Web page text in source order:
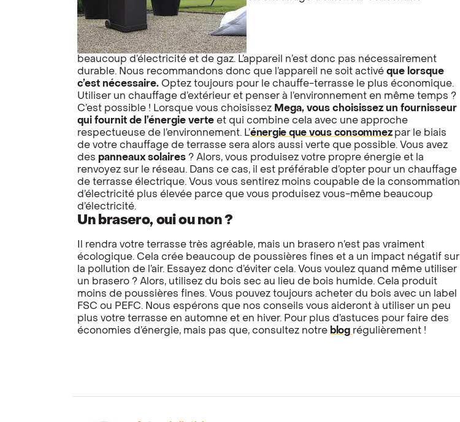
beaucoup d’électricité et de gaz. L’appareil n’est donc pas nécessairement
durable. Nous recommandons donc que l’appareil ne soit activé que lorsque
c’est nécessaire. Optez toujours pour le chauffe-terrasse le plus économique.
Utiliser un chauffage d’extérieur et penser à l’environnement en même temps ?
C’est possible ! Lorsque vous choisissez Mega, vous choisissez un fournisseur
qui fournit de l’énergie verte et qui combine cela avec une approche
respectueuse de l’environnement. L’énergie que vous consommezpar le biais
de votre chauffage de terrasse sera alors aussi verte que possible. Vous avez
des panneaux solaires ? Alors, vous produisez votre propre énergie et la
renvoyez sur le réseau. Dans ce cas, il est préférable d’opter pour un chauffage
de terrasse électrique. Vous vous sentirez moins coupable de la consommation
d’électricité plus élevée parce que vous produisez vous-même beaucoup
d’électricité.
Un brasero, oui ou non ?
Il rendra votre terrasse très agréable, mais un brasero n’est pas vraiment
écologique. Cela crée beaucoup de poussières fines et a un impact négatif sur
la pollution de l’air. Essayez donc d’éviter cela. Vous voulez quand même utiliser
un brasero ? Alors, utilisez du bois sec au lieu de bois humide. Cela produit
moins de poussières fines. Vous pouvez toujours acheter du bois avec un label
FSC ou PEFC. Nous espérons que nos conseils vous aideront à utiliser un peu
plus votre terrasse en automne et en hiver. Pour plus d’astuces pour faire des
économies d’énergie, mais pas que, consultez notre blog régulièrement !